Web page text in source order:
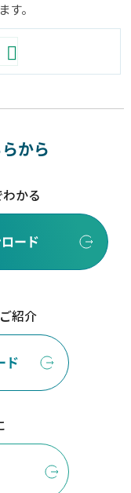
。
から
かる
ード
紹介
ド